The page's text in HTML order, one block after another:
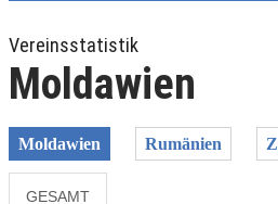
Vereinsstatistik
Moldawien
Moldawien Rumänien
GESAMT